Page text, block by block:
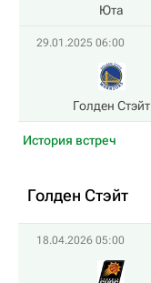
Юта
29.01.2025 06:00
Голден Стэйт
История встреч
Голден Стэйт
18.04.2026 05:00